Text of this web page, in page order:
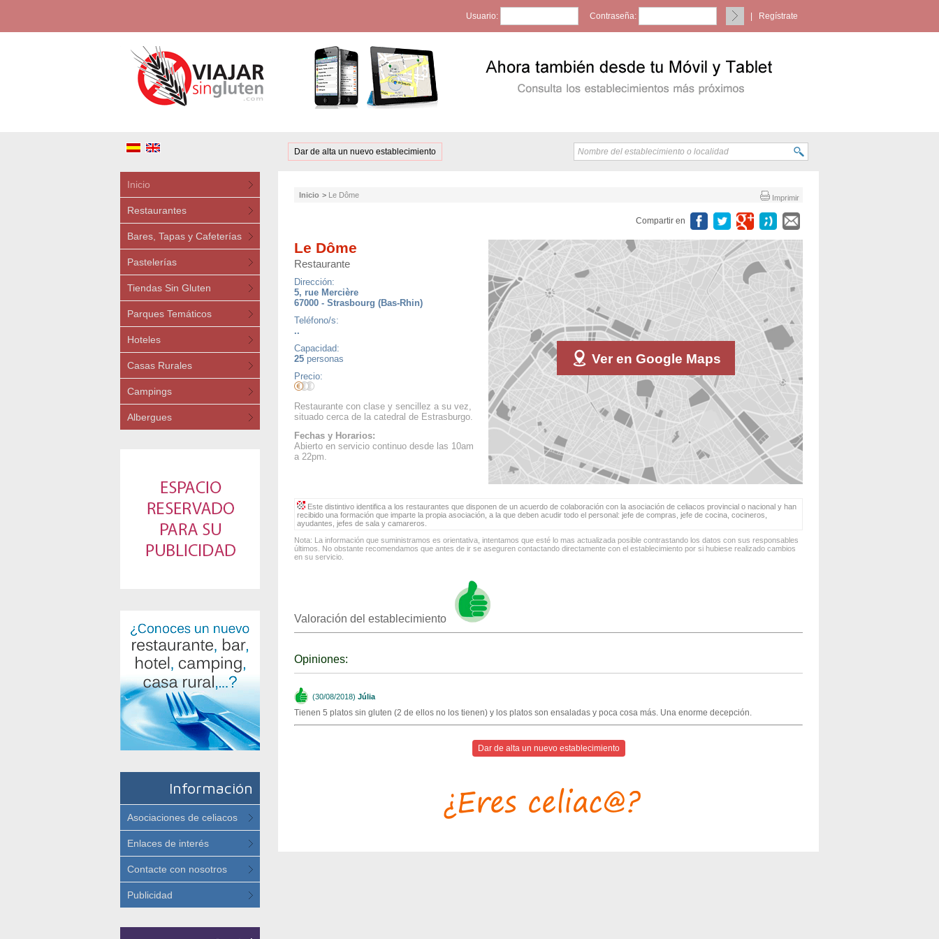
Usuario: Contraseña: Regístrate
Dar de alta un nuevo establecimiento
Inicio
Restaurantes
Bares, Tapas y Cafeterías
Pastelerías
Tiendas Sin Gluten
Parques Temáticos
Hoteles
Casas Rurales
Campings
Albergues
Información
Asociaciones de celiacos
Enlaces de interés
Contacte con nosotros
Publicidad
Imprimir
Inicio > Le Dôme
Compartir en
Ver en Google Maps
Le Dôme
Restaurante
Dirección:
5, rue Mercière
67000 - Strasbourg (Bas-Rhin)
Teléfono/s:
..
Capacidad:
25 personas
Precio:
Restaurante con clase y sencillez a su vez,
situado cerca de la catedral de Estrasburgo.
Fechas y Horarios:
Abierto en servicio continuo desde las 10am
a 22pm.
Este distintivo identifica a los restaurantes que disponen de un acuerdo de colaboración con la asociación de celiacos provincial o nacional y han
recibido una formación que imparte la propia asociación, a la que deben acudir todo el personal: jefe de compras, jefe de cocina, cocineros,
ayudantes, jefes de sala y camareros.
Nota: La información que suministramos es orientativa, intentamos que esté lo mas actualizada posible contrastando los datos con sus responsables
últimos. No obstante recomendamos que antes de ir se aseguren contactando directamente con el establecimiento por si hubiese realizado cambios
en su servicio.
Valoración del establecimiento
Opiniones:
(30/08/2018) Júlia
Tienen 5 platos sin gluten (2 de ellos no los tienen) y los platos son ensaladas y poca cosa más. Una enorme decepción.
Dar de alta un nuevo establecimiento